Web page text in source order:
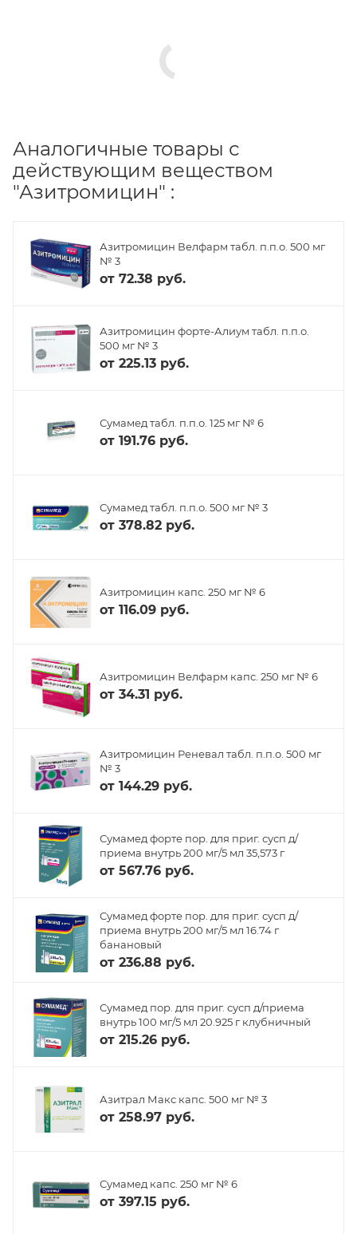
Аналогичные товары с
действующим веществом
"Азитромицин" :
Азитромицин Велфарм табл. п.п.о. 500 мг
№ 3
от 72.38 руб.
Азитромицин форте-Алиум табл. п.п.о.
500 мг № 3
от 225.13 руб.
Сумамед табл. п.п.о. 125 мг № 6
от 191.76 руб.
Сумамед табл. п.п.о. 500 мг № 3
от 378.82 руб.
Азитромицин капс. 250 мг № 6
от 116.09 руб.
Азитромицин Велфарм капс. 250 мг № 6
от 34.31 руб.
Азитромицин Реневал табл. п.п.о. 500 мг
№ 3
от 144.29 руб.
Сумамед форте пор. для приг. сусп д/
приема внутрь 200 мг/5 мл 35,573 г
от 567.76 руб.
Сумамед форте пор. для приг. сусп д/
приема внутрь 200 мг/5 мл 16.74 г
банановый
от 236.88 руб.
Сумамед пор. для приг. сусп д/приема
внутрь 100 мг/5 мл 20.925 г клубничный
от 215.26 руб.
Азитрал Макс капс. 500 мг № 3
от 258.97 руб.
Сумамед капс. 250 мг № 6
от 397.15 руб.